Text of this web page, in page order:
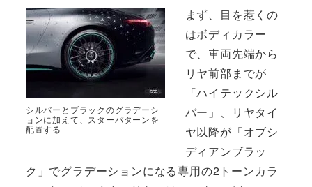
シルバーとブラックのグラデーシ
ョンに加えて、スターパターンを
配置する
まず、目を惹くの
はボディカラー
で、車両先端から
リヤ前部までが
「ハイテックシル
バー」、リヤタイ
ヤ以降が「オブシ
ディアンブラッ
ク」でグラデーションになる専用の2トーンカラ